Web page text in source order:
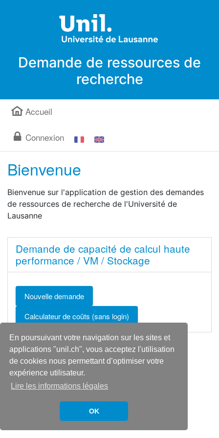
En poursuivant votre navigation sur les sites et
applications "unil.ch", vous acceptez l'utilisation
de cookies nous permettant d’optimiser votre
expérience utilisateur.
Lire les informations légales
OK
Demande de ressources de
recherche
Accueil
Connexion
Bienvenue
Bienvenue sur l'application de gestion des demandes
de ressources de recherche de l'Université de
Lausanne
Demande de capacité de calcul haute
performance / VM / Stockage
Nouvelle demande
Calculateur de coûts (sans login)
Des questions ? helpdesk@unil.ch